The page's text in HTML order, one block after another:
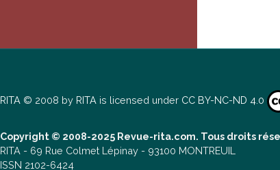
RITA © 2008 by RITA is licensed under CC BY-NC-ND 4.0
Copyright © 2008-2025 Revue-rita.com. Tous droits
RITA - 69 Rue Colmet Lépinay - 93100 MONTREUIL
ISSN 2102-6424